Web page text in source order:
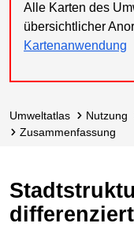
Alle Karten des
übersichtlicher
Kartenanwendung
Umweltatlas Nutzung
Zusammen­fassung